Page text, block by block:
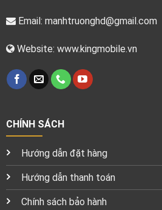
Email: manhtruonghd@gmail.com
Website: www.kingmobile.vn
CHÍNH SÁCH
Hướng dẫn đặt hàng
Hướng dẫn thanh toán
Chính sách bảo hành